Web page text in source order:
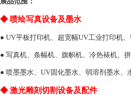
◆ 喷绘写真设备及墨水
● UV平板打印机、超宽幅UV工业打印机
● 写真机、条幅机、旗帜机、冷热裱机、
● 喷墨墨水、UV固化墨水、弱溶剂墨水、
◆ 激光雕刻切割设备及配件